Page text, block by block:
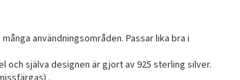
användningsområden. Passar lika bra i
och själva designen är gjort av 925 sterling silver.